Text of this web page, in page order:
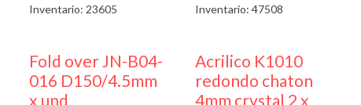
Inventario: 23605 Inventario: 47508
Fold over JN-B04-
016 D150/4.5mm
x und
Acrilico K1010
redondo chaton
4mm crystal 2 x